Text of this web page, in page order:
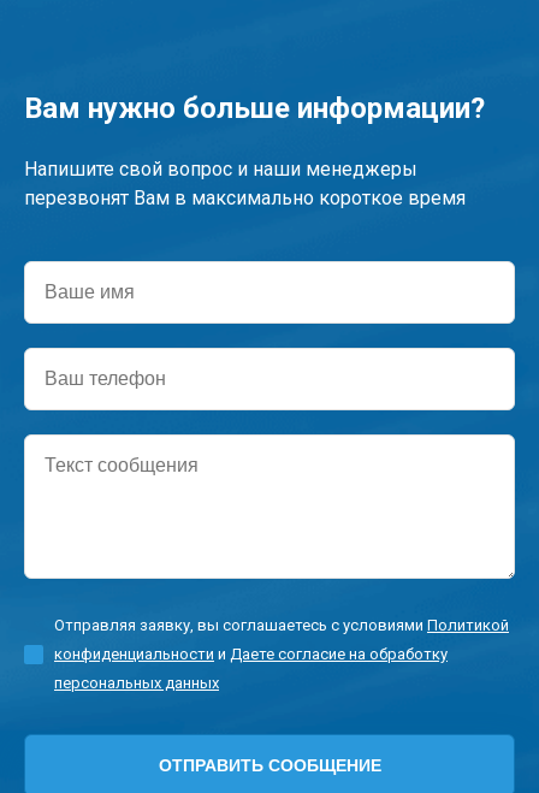
Вам нужно больше информации?
Напишите свой вопрос и наши менеджеры
перезвонят Вам в максимально короткое время
имя
телефон
сообщения
Отправляя заявку, вы соглашаетесь с условиями Политикой
конфиденциальности и Даете согласие на обработку
персональных данных